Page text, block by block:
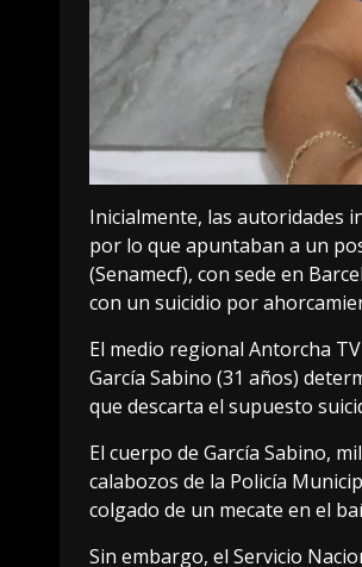
Inicialmente, las autoridades
por lo que apuntaban a un
(Senamecf), con sede en
con un suicidio por
El medio regional Antorcha
García Sabino (31 años)
que descarta el supuesto
El cuerpo de García Sabino,
calabozos de la Policía
colgado de un mecate en el
Sin embargo, el Servicio